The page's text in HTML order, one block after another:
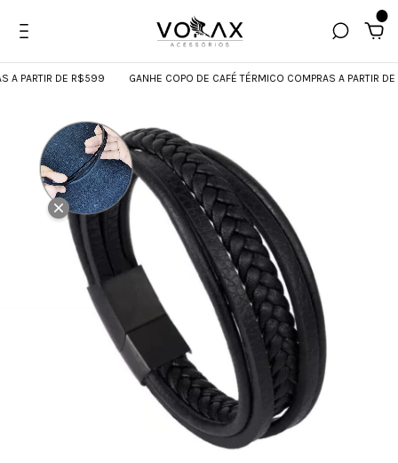
DE R$599 GANHE COPO DE CAFÉ TÉRMICO COMPRAS A PARTIR DE